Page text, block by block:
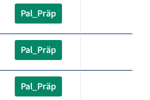
Pal_Präp
Pal_Präp
Pal_Präp